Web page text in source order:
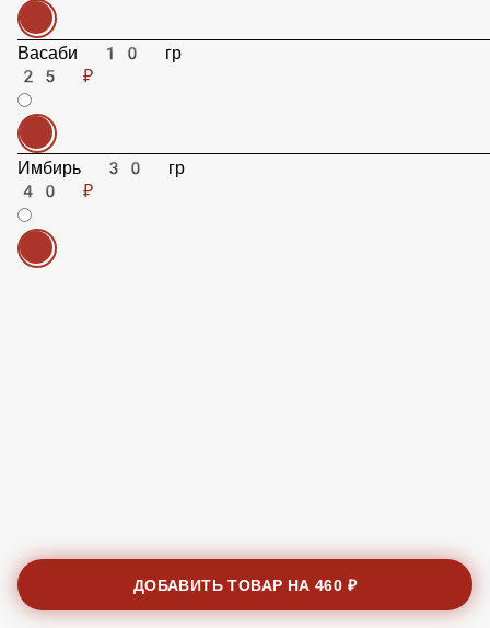
Васаби 10 гр
25 ₽
Имбирь 30 гр
40 ₽
ДОБАВИТЬ ТОВАР НА460 ₽